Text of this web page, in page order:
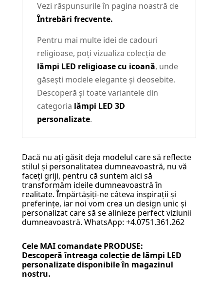
Vezi răspunsurile în pagina noastră de
Întrebări frecvente.
Pentru mai multe idei de cadouri
religioase, poți vizualiza colecția de
lămpi LED religioase cu icoană, unde
găsești modele elegante și deosebite.
Descoperă și toate variantele din
categoria lămpi LED 3D
personalizate.
Dacă nu ați găsit deja modelul care să reflecte
stilul și personalitatea dumneavoastră, nu vă
faceți griji, pentru că suntem aici să
transformăm ideile dumneavoastră în
realitate. Împărtășiți-ne câteva inspirații și
preferințe, iar noi vom crea un design unic și
personalizat care să se alinieze perfect viziunii
dumneavoastră. WhatsApp: +4.0751.361.262
Cele MAI comandate PRODUSE:
Descoperă întreaga colecție de lămpi LED
personalizatedisponibile în magazinul
nostru.